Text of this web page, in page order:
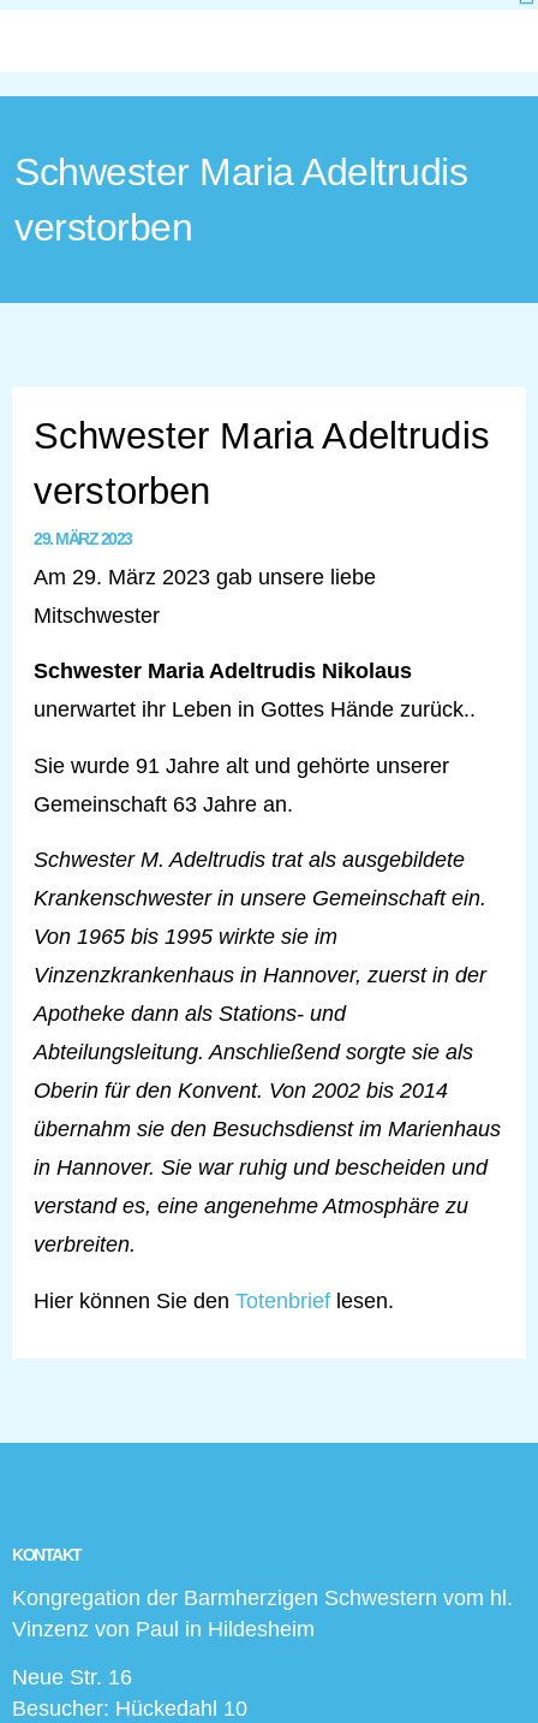
Schwester Maria Adeltrudis
verstorben
Schwester Maria Adeltrudis
verstorben
29. MÄRZ 2023
Am 29. März 2023 gab unsere liebe
Mitschwester
Schwester Maria Adeltrudis Nikolaus
unerwartet ihr Leben in Gottes Hände zurück..
Sie wurde 91 Jahre alt und gehörte unserer
Gemeinschaft 63 Jahre an.
Schwester M. Adeltrudis trat als ausgebildete
Krankenschwester in unsere Gemeinschaft ein.
Von 1965 bis 1995 wirkte sie im
Vinzenzkrankenhaus in Hannover, zuerst in der
Apotheke dann als Stations- und
Abteilungsleitung. Anschließend sorgte sie als
Oberin für den Konvent. Von 2002 bis 2014
übernahm sie den Besuchsdienst im Marienhaus
in Hannover. Sie war ruhig und bescheiden und
verstand es, eine angenehme Atmosphäre zu
verbreiten.
Hier können Sie den Totenbrief lesen.
KONTAKT
Kongregation der Barmherzigen Schwestern vom hl.
Vinzenz von Paul in Hildesheim
Neue Str. 16
Besucher: Hückedahl 10